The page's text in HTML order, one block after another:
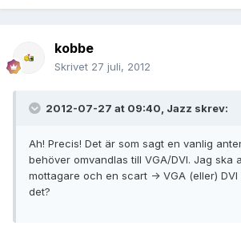
kobbe
Skrivet 27 juli, 2012
2012-07-27 at 09:40, Jazz skrev:
Ah! Precis! Det är som sagt en vanlig
behöver omvandlas till VGA/DVI. Jag ska
mottagare och en scart -> VGA (eller)
det?